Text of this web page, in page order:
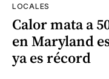
LOCALES
Calor mata a
en Maryland
ya es récord